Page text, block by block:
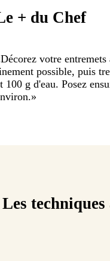
+ du Chef
Décorez votre
possible, puis
100 g d'eau. Posez
»
Les techniques